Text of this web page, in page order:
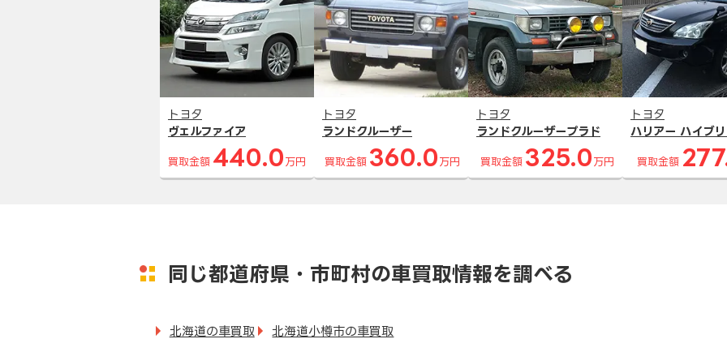
トヨタ
ヴェルファイア
買取金額 440.0 万円
トヨタ
ランドクルーザー
買取金額 360.0 万円
トヨタ
ランドクルーザープラド
買取金額 325.0 万円
トヨタ
ハリアー ハイブ
買取金額
同じ都道府県・市町村の車買取情報を調べる
北海道の車買取 北海道小樽市の車買取